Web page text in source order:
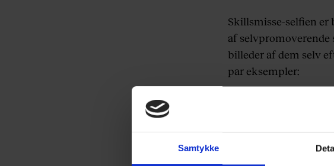
Samtykke
Skillsmisse-selfien
af
billeder af dem selv
par eksempler:
er nogle af de mange